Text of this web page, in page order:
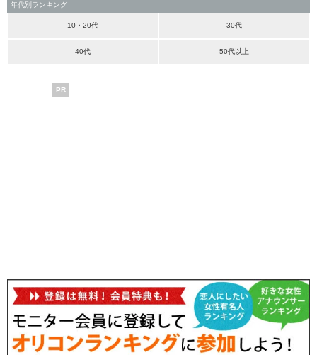
年代別ランキング
10・20代 30代
40代 50代以上
PR